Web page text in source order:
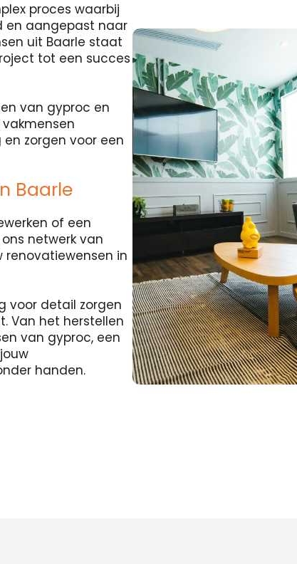
proces waarbij
en aangepast naar
uit Baarle staat
tot een succes
van gyproc en
zorgen voor een
Baarle
of een
netwerk van
renovatiewensen in
voor detail zorgen
Van het herstellen
van gyproc, een
handen.